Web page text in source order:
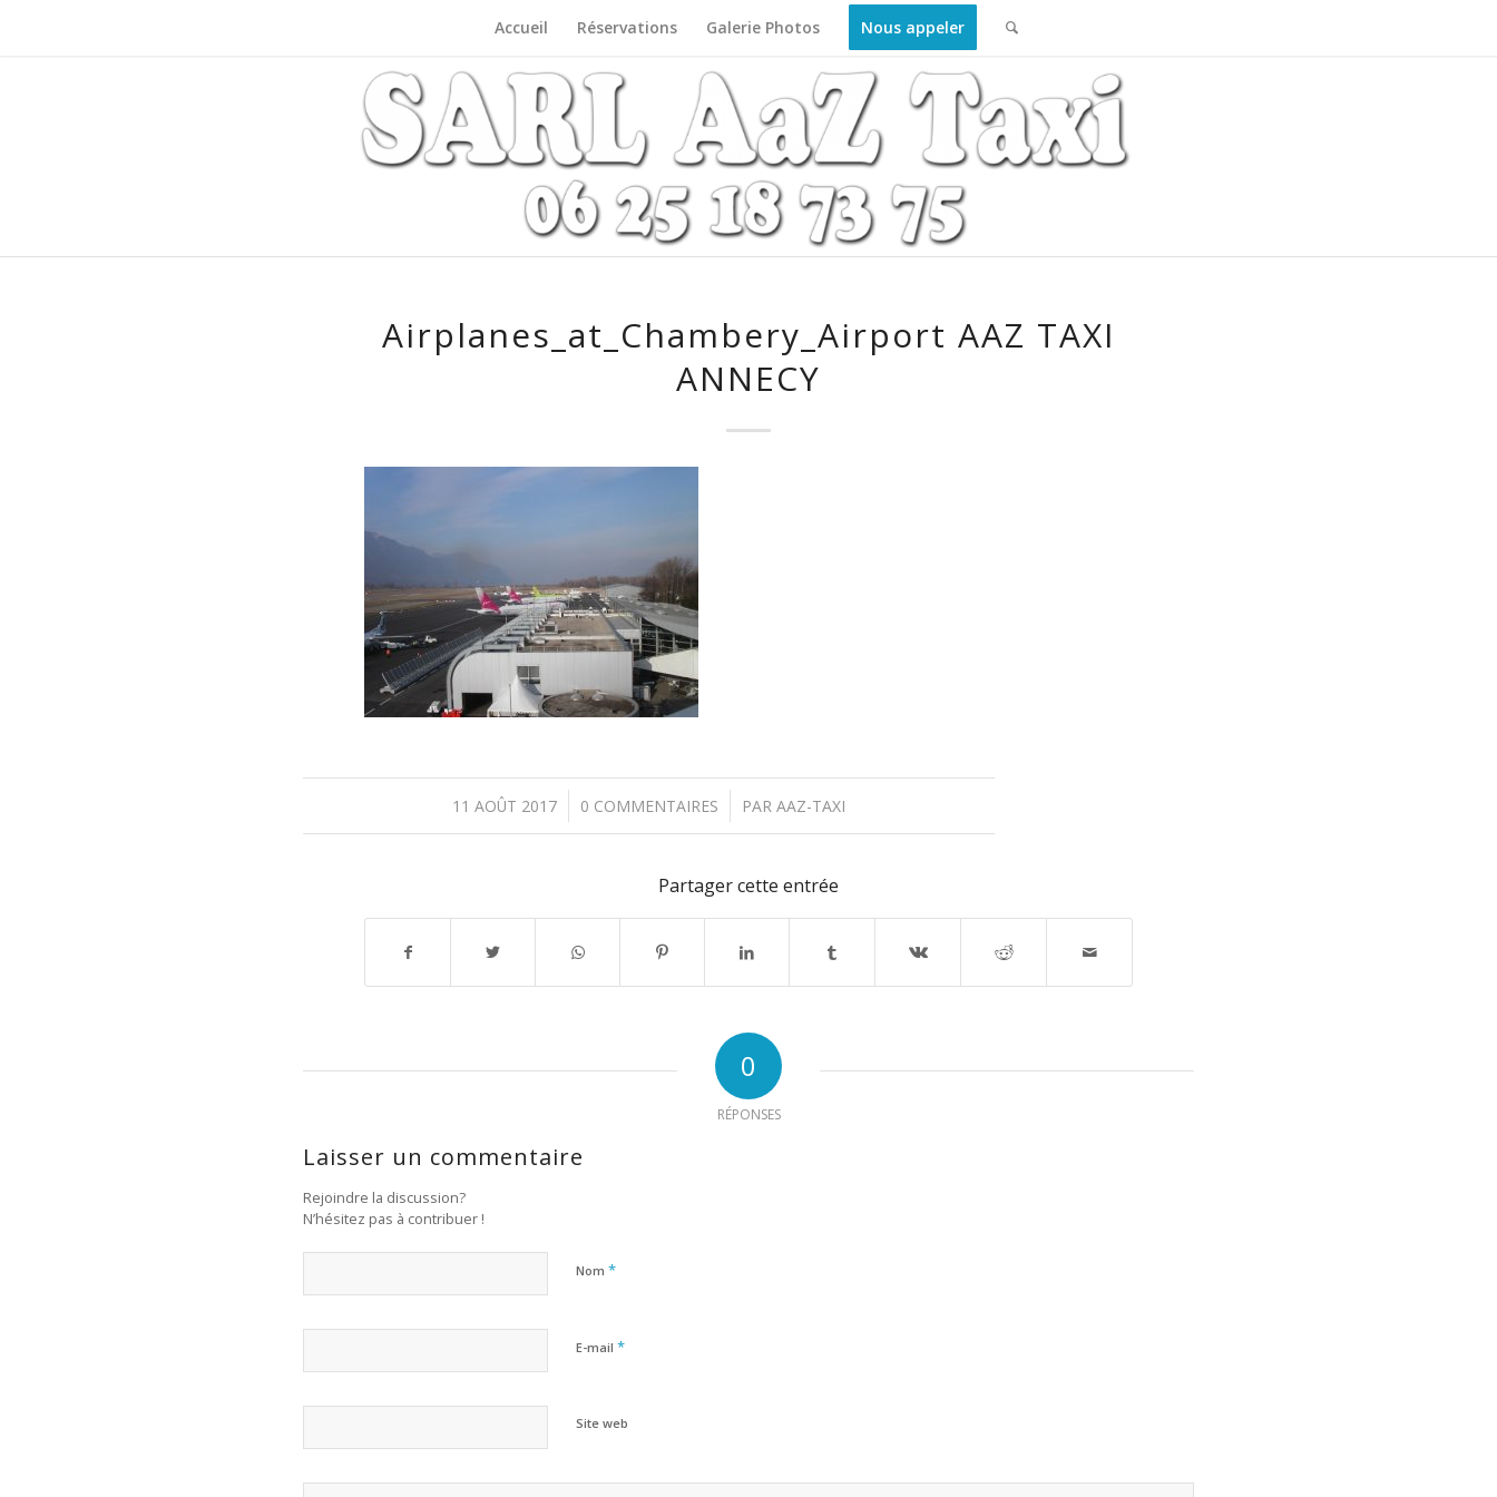
Accueil Réservations Galerie Photos Nous appeler
Airplanes_at_Chambery_Airport AAZ TAXI
ANNECY
11 AOÛT 2017
/ 0 COMMENTAIRES
/ PAR AAZ-TAXI
Partager cette entrée
0
RÉPONSES
Laisser un commentaire
Rejoindre la discussion?
N’hésitez pas à contribuer !
Nom *
E-mail *
Site web